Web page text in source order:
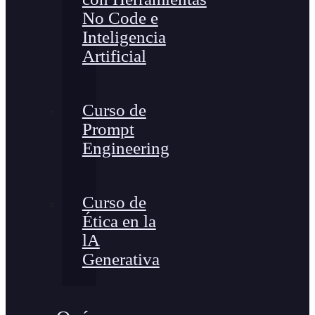
No Code e
Inteligencia
Artificial
Curso de
Prompt
Engineering
Curso de
Ética en la
lA
Generativa